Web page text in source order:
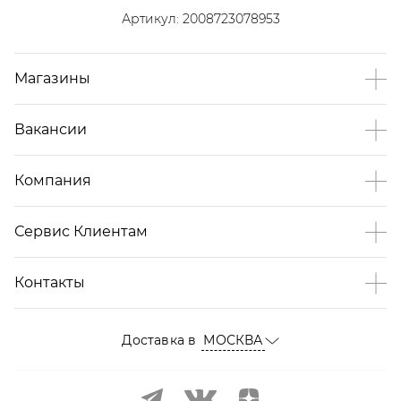
Артикул: 2008723078953
Магазины
Вакансии
Компания
Сервис Клиентам
Контакты
Доставка в МОСКВА